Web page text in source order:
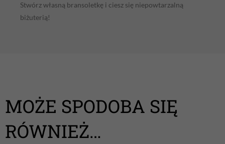
Stwórz własną bransoletkę i ciesz się niepowtarzalną
biżuterią!
MOŻE SPODOBA SIĘ
RÓWNIEŻ…